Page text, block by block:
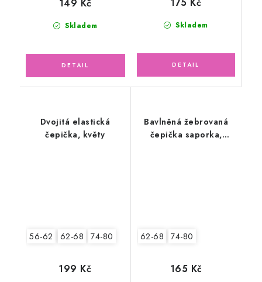
Skladem
149 Kč
Skladem
175 Kč
Dvojitá elastická
čepička, květy
56-62 62-68 74-80
199 Kč
Bavlněná žebrovaná
čepička saporka,
62-68 74-80
165 Kč